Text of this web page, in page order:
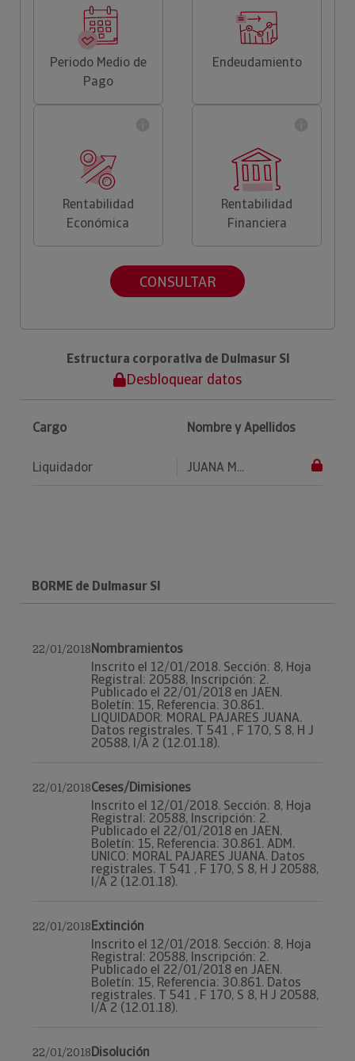
Periodo Medio de
Pago
Endeudamiento
Rentabilidad
Económica
Rentabilidad
Financiera
CONSULTAR
Estructura corporativa de Dulmasur Sl
Desbloquear datos
Cargo Nombre y Apellidos
Liquidador JUANA M...
BORME de Dulmasur Sl
22/01/2018Nombramientos
Inscrito el 12/01/2018. Sección: 8, Hoja
Registral: 20588, Inscripción: 2.
Publicado el 22/01/2018 en JAEN.
Boletín: 15, Referencia: 30.861.
LIQUIDADOR: MORAL PAJARES JUANA.
Datos registrales. T 541 , F 170, S 8, H J
20588, I/A 2 (12.01.18).
22/01/2018Ceses/Dimisiones
Inscrito el 12/01/2018. Sección: 8, Hoja
Registral: 20588, Inscripción: 2.
Publicado el 22/01/2018 en JAEN.
Boletín: 15, Referencia: 30.861. ADM.
UNICO: MORAL PAJARES JUANA. Datos
registrales. T 541 , F 170, S 8, H J 20588,
I/A 2 (12.01.18).
22/01/2018Extinción
Inscrito el 12/01/2018. Sección: 8, Hoja
Registral: 20588, Inscripción: 2.
Publicado el 22/01/2018 en JAEN.
Boletín: 15, Referencia: 30.861. Datos
registrales. T 541 , F 170, S 8, H J 20588,
I/A 2 (12.01.18).
22/01/2018Disolución